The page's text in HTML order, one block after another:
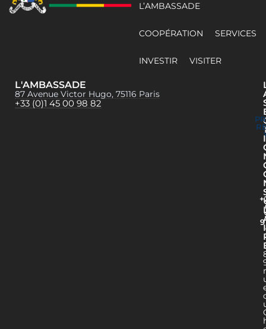
L’AMBASSADE
COOPÉRATION SERVICES
INVESTIR VISITER
L'AMBASSADE
87 Avenue Victor Hugo, 75116 Paris
+33 (0)1 45 00 98 82
I
I
r